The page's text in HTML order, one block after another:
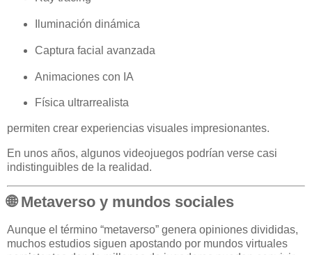
Iluminación dinámica
Captura facial avanzada
Animaciones con IA
Física ultrarrealista
permiten crear experiencias visuales impresionantes.
En unos años, algunos videojuegos podrían verse casi
indistinguibles de la realidad.
🌐 Metaverso y mundos sociales
Aunque el término “metaverso” genera opiniones divididas,
muchos estudios siguen apostando por mundos virtuales